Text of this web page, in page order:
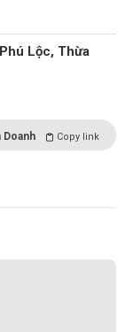
Lộc, Thừa
Doanh Copy link